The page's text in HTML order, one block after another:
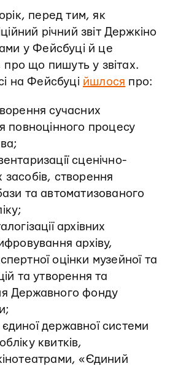
перед тим, як
річний звіт Держкіно
у Фейсбуці й це
про що пишуть у звітах.
на Фейсбуці йшлося про:
сучасних
повноцінного процесу
сценічно-
засобів, створення
та автоматизованого
архівних
архіву,
оцінки музейної та
та утворення та
Державного фонду
державної системи
квитків,
«Єдиний